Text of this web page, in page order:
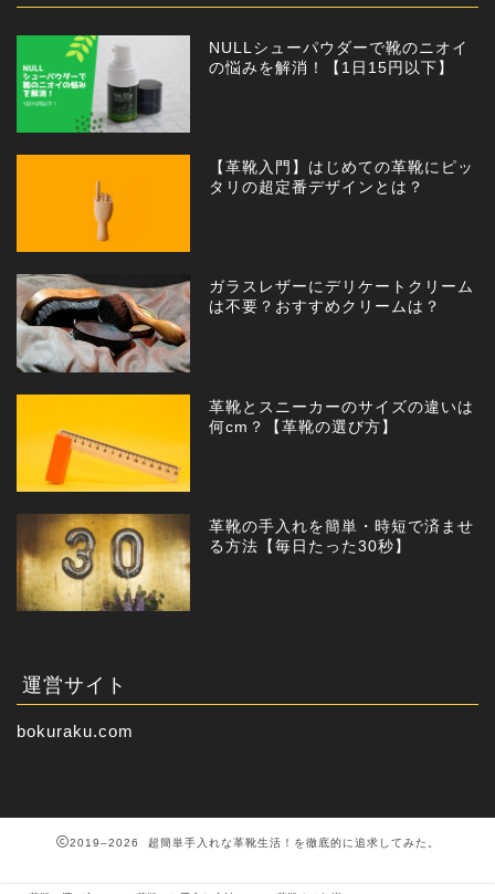
NULLシューパウダーで靴のニオイ
の悩みを解消！【1日15円以下】
【革靴入門】はじめての革靴にピッ
タリの超定番デザインとは？
ガラスレザーにデリケートクリーム
は不要？おすすめクリームは？
革靴とスニーカーのサイズの違いは
何cm？【革靴の選び方】
革靴の手入れを簡単・時短で済ませ
る方法【毎日たった30秒】
運営サイト
bokuraku.com
2019–2026 超簡単手入れな革靴生活！を徹底的に追求してみた。